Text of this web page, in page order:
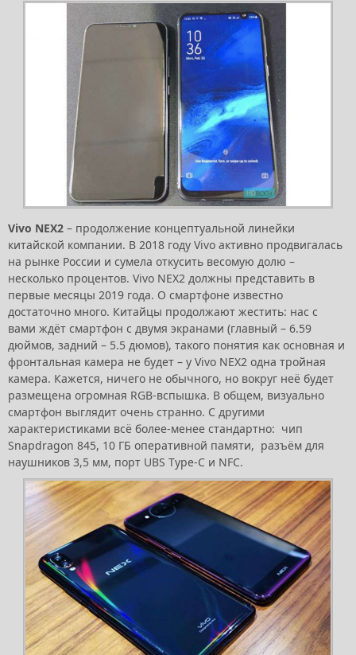
Vivo NEX2 – продолжение концептуальной линейки
китайской компании. В 2018 году Vivo активно продвигалась
на рынке России и сумела откусить весомую долю –
несколько процентов. Vivo NEX2 должны представить в
первые месяцы 2019 года. О смартфоне известно
достаточно много. Китайцы продолжают жестить: нас с
вами ждёт смартфон с двумя экранами (главный – 6.59
дюймов, задний – 5.5 дюмов), такого понятия как основная и
фронтальная камера не будет – у Vivo NEX2 одна тройная
камера. Кажется, ничего не обычного, но вокруг неё будет
размещена огромная RGB-вспышка. В общем, визуально
смартфон выглядит очень странно. С другими
характеристиками всё более-менее стандартно: чип
Snapdragon 845, 10 ГБ оперативной памяти, разъём для
наушников 3,5 мм, порт UBS Type-C и NFC.